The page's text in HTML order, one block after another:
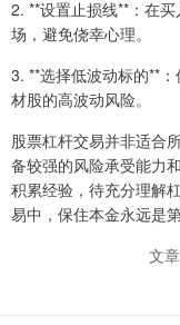
2. **设置止损线**：在
场，避免侥幸心理。
3. **选择低波动标的**
材股的高波动风险。
股票杠杆交易并非适合
备较强的风险承受能力
积累经验，待充分理解
易中，保住本金永远是第
文